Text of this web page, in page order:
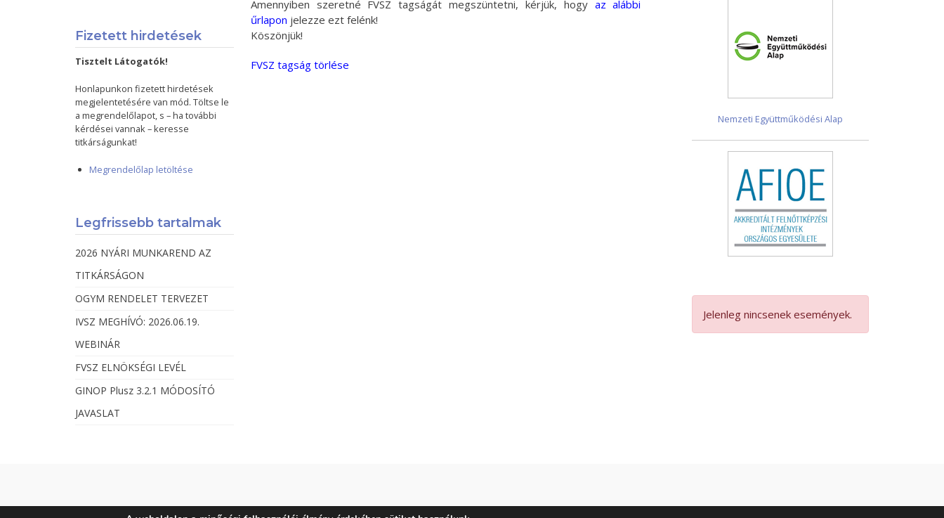
Amennyiben szeretné FVSZ tagságát megszüntetni, kérjük, hogy az alábbi
űrlapon jelezze ezt felénk!
Köszönjük!
FVSZ tagság törlése
Fizetett hirdetések
Tisztelt Látogatók!
Honlapunkon fizetett hirdetések
megjelentetésére van mód. Töltse le
a megrendelőlapot, s – ha további
kérdései vannak – keresse
titkárságunkat!
Megrendelőlap letöltése
Legfrissebb tartalmak
2026 NYÁRI MUNKAREND AZ
TITKÁRSÁGON
OGYM RENDELET TERVEZET
IVSZ MEGHÍVÓ: 2026.06.19.
WEBINÁR
FVSZ ELNÖKSÉGI LEVÉL
GINOP Plusz 3.2.1 MÓDOSÍTÓ
JAVASLAT
Nemzeti Együttműködési Alap
Jelenleg nincsenek események.